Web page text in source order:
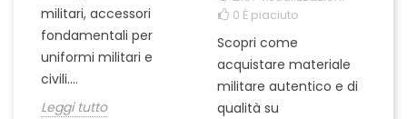
militari, accessori
fondamentali per
uniformi militari e
civili....
Leggi tutto
0 È piaciuto
Scopri come
acquistare materiale
militare autentico e di
qualità su